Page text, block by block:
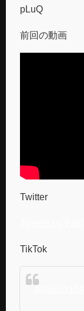
pLuQ
前回の動画
Twitter
TikTok